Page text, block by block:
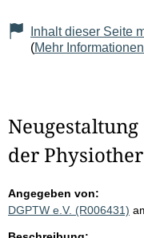
Inhalt dieser Seite
(Mehr Informationen
der
Angegeben von:
DGPTW e.V. (R006431)